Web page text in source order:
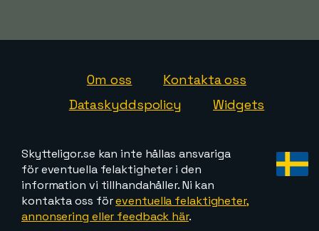
Om oss
Kontakta oss
Dataskyddspolicy
Widgets
Skytteligor.se kan inte hållas ansvariga
för eventuella felaktigheter i den
information vi tillhandahåller. Ni kan
kontakta oss föreventuella felaktigheter,
annonsering eller feedback här.